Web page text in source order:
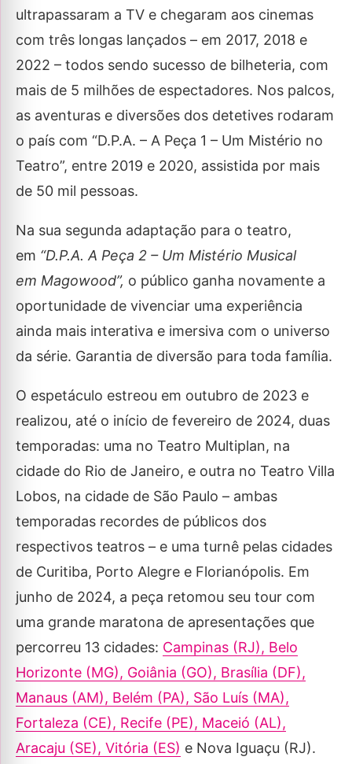
ultrapassaram a TV e chegaram aos cinemas
com três longas lançados – em 2017, 2018 e
2022 – todos sendo sucesso de bilheteria, com
mais de 5 milhões de espectadores. Nos palcos,
as aventuras e diversões dos detetives rodaram
o país com “D.P.A. – A Peça 1 – Um Mistério no
Teatro”, entre 2019 e 2020, assistida por mais
de 50 mil pessoas.
Na sua segunda adaptação para o teatro,
em “D.P.A. A Peça 2 – Um Mistério Musical
em Magowood”, o público ganha novamente a
oportunidade de vivenciar uma experiência
ainda mais interativa e imersiva com o universo
da série. Garantia de diversão para toda família.
O espetáculo estreou em outubro de 2023 e
realizou, até o início de fevereiro de 2024, duas
temporadas: uma no Teatro Multiplan, na
cidade do Rio de Janeiro, e outra no Teatro Villa
Lobos, na cidade de São Paulo – ambas
temporadas recordes de públicos dos
respectivos teatros – e uma turnê pelas cidades
de Curitiba, Porto Alegre e Florianópolis. Em
junho de 2024, a peça retomou seu tour com
uma grande maratona de apresentações que
percorreu 13 cidades: Campinas (RJ), Belo
Horizonte (MG), Goiânia (GO), Brasília (DF),
Manaus (AM), Belém (PA), São Luís (MA),
Fortaleza (CE), Recife (PE), Maceió (AL),
Aracaju (SE), Vitória (ES) e Nova Iguaçu (RJ).